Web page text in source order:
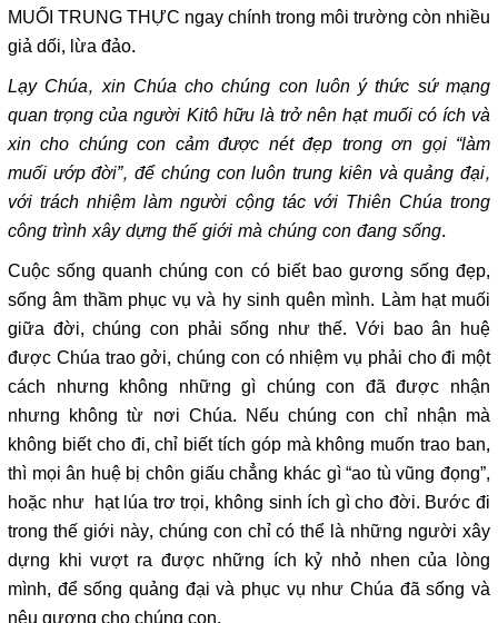
MUỐI TRUNG THỰC ngay chính trong môi trường còn nhiều
giả dối, lừa đảo.
Lạy Chúa, xin Chúa cho chúng con luôn ý thức sứ mạng
quan trọng của người Kitô hữu là trở nên hạt muối có ích và
xin cho chúng con cảm được nét đẹp trong ơn gọi “làm
muối ướp đời”, để chúng con luôn trung kiên và quảng đại,
với trách nhiệm làm người cộng tác với Thiên Chúa trong
công trình xây dựng thế giới mà chúng con đang sống.
Cuộc sống quanh chúng con có biết bao gương sống đẹp,
sống âm thầm phục vụ và hy sinh quên mình. Làm hạt muối
giữa đời, chúng con phải sống như thế. Với bao ân huệ
được Chúa trao gởi, chúng con có nhiệm vụ phải cho đi một
cách nhưng không những gì chúng con đã được nhận
nhưng không từ nơi Chúa. Nếu chúng con chỉ nhận mà
không biết cho đi, chỉ biết tích góp mà không muốn trao ban,
thì mọi ân huệ bị chôn giấu chẳng khác gì “ao tù vũng đọng”,
hoặc như hạt lúa trơ trọi, không sinh ích gì cho đời. Bước đi
trong thế giới này, chúng con chỉ có thể là những người xây
dựng khi vượt ra được những ích kỷ nhỏ nhen của lòng
mình, để sống quảng đại và phục vụ như Chúa đã sống và